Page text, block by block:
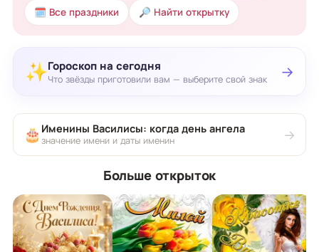
🗓 Все праздники 🔎 Найти открытку
✨Гороскоп на сегодня
Что звёзды приготовили вам — выберите свой знак →
🎂 Именины Василисы: когда день ангела
значение имени и даты именин →
Больше открыток